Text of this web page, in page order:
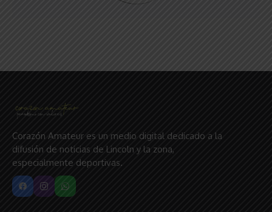
Corazón Amateur es un medio digital dedicado a la
difusión de noticias de Lincoln y la zona,
especialmente deportivas.